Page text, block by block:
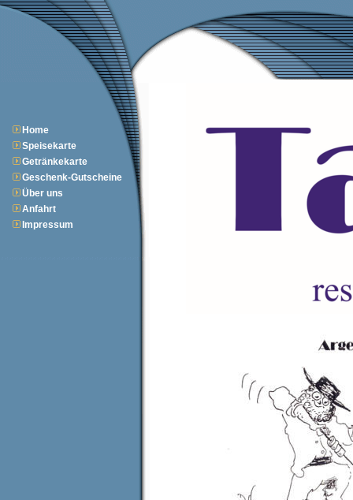
Home
Speisekarte
Getränkekarte
Geschenk-Gutscheine
Über uns
Anfahrt
Impressum